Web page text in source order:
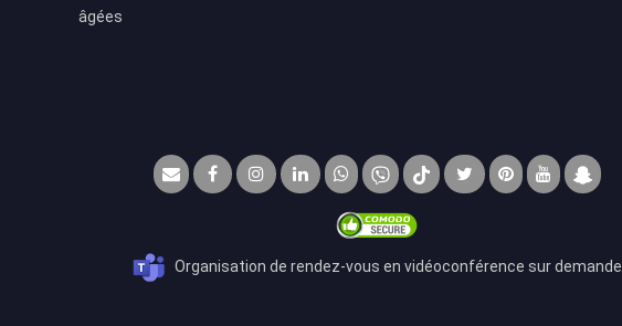
âgées
Organisation de rendez-vous en vidéoconférence sur demande